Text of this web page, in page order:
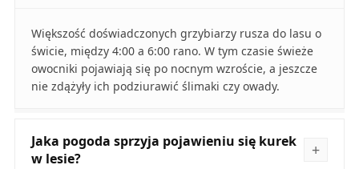
Większość doświadczonych grzybiarzy rusza do lasu o
świcie, między 4:00 a 6:00 rano. W tym czasie świeże
owocniki pojawiają się po nocnym wzroście, a jeszcze
nie zdążyły ich podziurawić ślimaki czy owady.
Jaka pogoda sprzyja pojawieniu się kurek
w lesie?